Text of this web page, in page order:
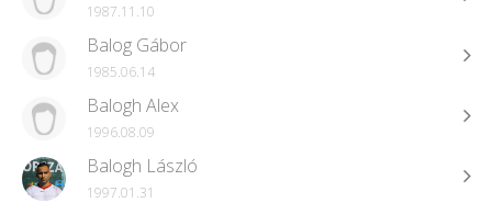
1987.11.10
Balog Gábor
1985.06.14
Balogh Alex
1996.08.09
Balogh László
1997.01.31